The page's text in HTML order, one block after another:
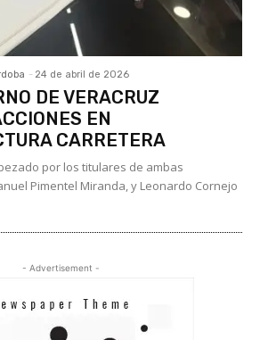
- 24 de abril de 2026
DE VERACRUZ
EN
CARRETERA
por los titulares de ambas
Pimentel Miranda, y Leonardo Cornejo
- Advertisement -